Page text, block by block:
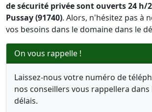
de sécurité privée sont ouverts 24 h/
Pussay (91740). Alors, n'hésitez pas à
vos besoins dans le domaine dans le
On vous rappelle !
Laissez-nous votre numéro de
nos conseillers vous rappellera
délais.